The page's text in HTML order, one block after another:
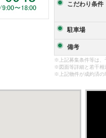
こだわり条件
駐車場
備考
※上記募集条件等は、
※図面等詳細と若干相
※上記物件が成約済の